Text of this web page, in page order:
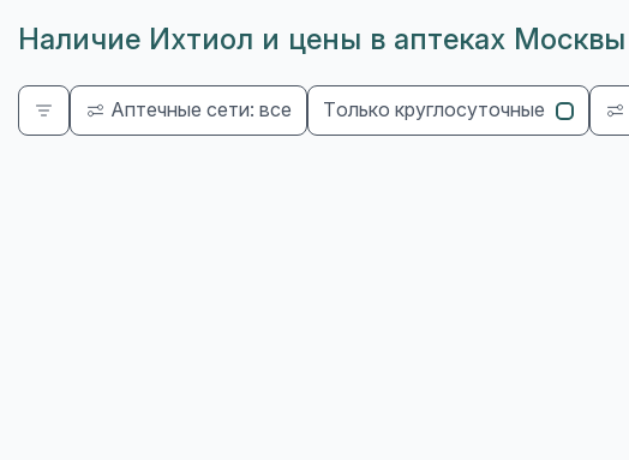
Наличие Ихтиол и цены в аптеках Москвы
Аптечные сети: все Только круглосуточные